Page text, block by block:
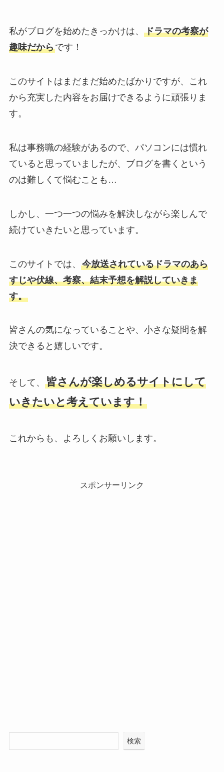
私がブログを始めたきっかけは、 ドラマの考察が
趣味だからです！
このサイトはまだまだ始めたばかりですが、これ
から充実した内容をお届けできるように頑張りま
す。
私は事務職の経験があるので、パソコンには慣れ
ていると思っていましたが、ブログを書くという
のは難しくて悩むことも…
しかし、一つ一つの悩みを解決しながら楽しんで
続けていきたいと思っています。
このサイトでは、 今放送されているドラマのあら
すじや伏線、考察、結末予想を解説していきま
す。
皆さんの気になっていることや、小さな疑問を解
決できると嬉しいです。
そして、 皆さんが楽しめるサイトにして
いきたいと考えています！
これからも、よろしくお願いします。
スポンサーリンク
検索